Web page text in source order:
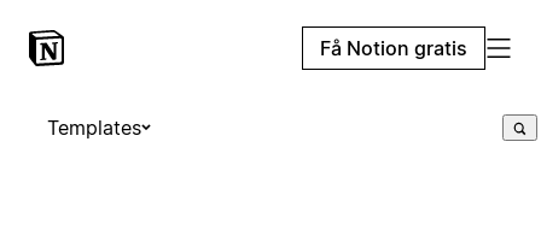
Få Notion gratis
Templates